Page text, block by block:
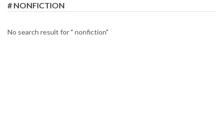
# NONFICTION
No search result for " nonfiction"